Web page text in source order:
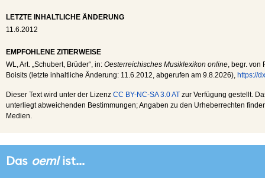
LETZTE INHALTLICHE ÄNDERUNG
11.6.2012
EMPFOHLENE ZITIERWEISE
WL, Art. „Schubert, Brüder“, in: Oesterreichisches Musiklexikon online, begr. von
Boisits (letzte inhaltliche Änderung: 11.6.2012, abgerufen am 9.8.2026), https://
Dieser Text wird unter der Lizenz CC BY-NC-SA 3.0 AT zur Verfügung gestellt.
unterliegt abweichenden Bestimmungen; Angaben zu den Urheberrechten
Medien.
Das oemlist...